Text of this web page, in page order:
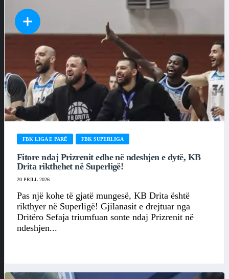
FBK LIGA E PARË FBK SUPERLIGA
Fitore ndaj Prizrenit edhe në ndeshjen e dytë, KB
Drita rikthehet në Superligë!
20 PRILL 2026
Pas një kohe të gjatë mungesë, KB Drita është
rikthyer në Superligë! Gjilanasit e drejtuar nga
Dritëro Sefaja triumfuan sonte ndaj Prizrenit në
ndeshjen...